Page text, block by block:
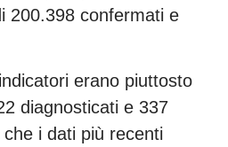
200.398 confermati e
erano piuttosto
diagnosticati e 337
i dati più recenti